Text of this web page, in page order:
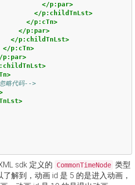
</p:par>
</p:childTnLst>
</p:cTn>
</p:par>
</p:childTnLst>
</p:cTn>
p:par>
略代码-->
sdk 定义的 CommonTimeNode 类型
解到，动画 id 是 5 的是进入动画，